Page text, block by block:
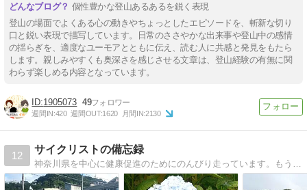
個性豊かな登山あるあるを鋭く表現
登山の場面でよくある心の動きやちょっとしたエピソードを、斬新な切り
口と鋭い表現で描写しています。日常のささやかな出来事や登山中の感情
の揺らぎを、適度なユーモアとともに伝え、読む人に共感と発見をもたら
します。親しみやすくも奥深さを感じさせる文章は、登山経験の有無に関
わらず楽しめる内容となっています。
1905073 49
週間IN:420 週間OUT:1620 月間IN:2130
12
サイクリストの備忘録
神奈川県を中心に健康促進のためにのんびり走っています。もう定年退職して体力もなくなってきたので速く走ることは出来なくなってしまいました。